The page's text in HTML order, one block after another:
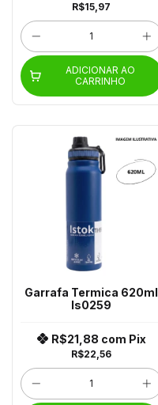
R$15,97
ADICIONAR AO
CARRINHO
Garrafa Termica 620ml
Is0259
R$22,56
R$21,88 com Pix